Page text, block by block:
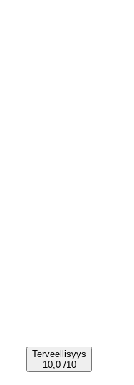
Terveellisyys
10,0 /10